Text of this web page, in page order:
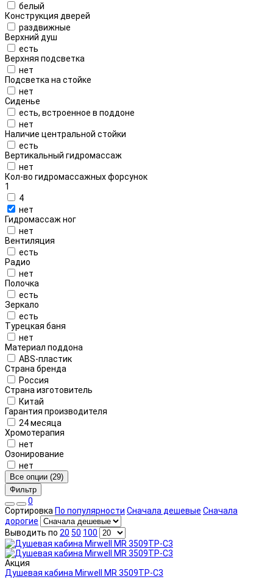
белый
Конструкция дверей
раздвижные
Верхний душ
есть
Верхняя подсветка
нет
Подсветка на стойке
нет
Сиденье
есть, встроенное в поддоне
нет
Наличие центральной стойки
есть
Вертикальный гидромассаж
нет
Кол-во гидромассажных форсунок
1
4
нет
Гидромассаж ног
нет
Вентиляция
есть
Радио
нет
Полочка
есть
Зеркало
есть
Турецкая баня
нет
Материал поддона
ABS-пластик
Страна бренда
Россия
Страна изготовитель
Китай
Гарантия производителя
24 месяца
Хромотерапия
нет
Озонирование
нет
Все опции (29)
Фильтр
0
Сортировка По популярности Сначала дешевые Сначала
дорогие
Выводить по 20 50 100
Акция
Душевая кабина Mirwell MR 3509TP-C3